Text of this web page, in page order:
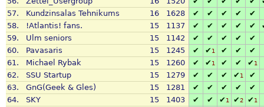
57.
Kundzinsalas Tehnikums 16 1628 ✔ ✔ ✔ ✔ ✔
58.
!Atlantis! fans. 15 1137 ✔ ✔ ✔ ✔ ✔
59.
Ulm seniors 15 1142 ✔ ✔ ✔ ✔ ✔
60.
Pavasaris 15 1245 ✔ ✔1 ✔ ✔ ✔
61.
Michael Rybak 15 1260 ✔ ✔1 ✔ ✔ ✔1
62.
SSU Startup 15 1279 ✔ ✔ ✔ ✔1 ✔
63.
GnG(Geek & Gles) 15 1281 ✔ ✔ ✔ ✔ ✔
64.
SKY 15 1403 ✔ ✔ ✔1 ✔2 ✔1